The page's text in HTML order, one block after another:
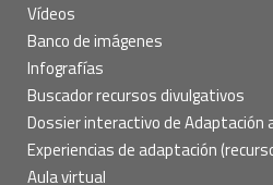
Vídeos
Banco de imágenes
Infografías
Buscador recursos divulgativos
Dossier interactivo de Adaptación
Experiencias de adaptación
Aula virtual